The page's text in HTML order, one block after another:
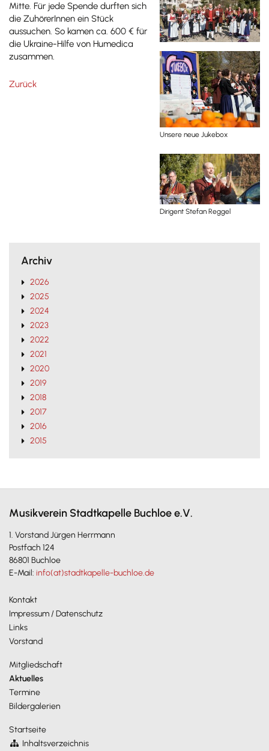
Unsere neue Jukebox
Dirigent Stefan Reggel
Mitte. Für jede Spende durften sich
die ZuhörerInnen ein Stück
aussuchen. So kamen ca. 600 € für
die Ukraine-Hilfe von Humedica
zusammen.
Zurück
Archiv
2026
2025
2024
2023
2022
2021
2020
2019
2018
2017
2016
2015
Musikverein Stadtkapelle Buchloe e.V.
1. Vorstand Jürgen Herrmann
Postfach 124
86801 Buchloe
E-Mail: info(at)stadtkapelle-buchloe.de
Kontakt
Impressum / Datenschutz
Links
Vorstand
Mitgliedschaft
Aktuelles
Termine
Bildergalerien
Startseite
Inhaltsverzeichnis